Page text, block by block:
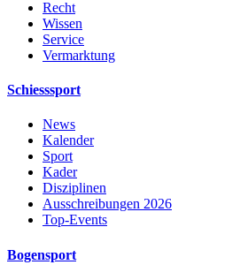
Recht
Wissen
Service
Vermarktung
Schiesssport
News
Kalender
Sport
Kader
Disziplinen
Ausschreibungen 2026
Top-Events
Bogensport